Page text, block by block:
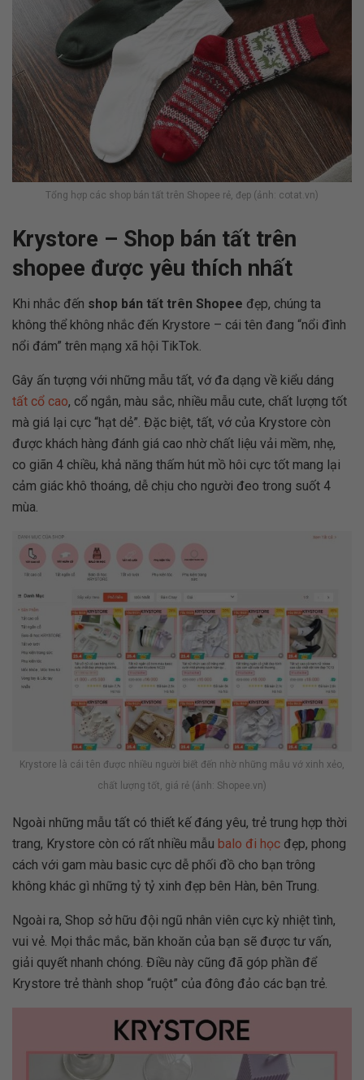
Tổng hợp các shop bán tất trên Shopee rẻ, đẹp (ảnh: cotat.vn)
Krystore – Shop bán tất trên
shopee được yêu thích nhất
Khi nhắc đến shop bán tất trên Shopee đẹp, chúng ta
không thể không nhắc đến Krystore – cái tên đang “nổi đình
nổi đám” trên mạng xã hội TikTok.
Gây ấn tượng với những mẫu tất, vớ đa dạng về kiểu dáng
tất cổ cao, cổ ngắn, màu sắc, nhiều mẫu cute, chất lượng tốt
mà giá lại cực “hạt dẻ”. Đặc biệt, tất, vớ của Krystore còn
được khách hàng đánh giá cao nhờ chất liệu vải mềm, nhẹ,
co giãn 4 chiều, khả năng thấm hút mồ hôi cực tốt mang lại
cảm giác khô thoáng, dễ chịu cho người đeo trong suốt 4
mùa.
Krystore là cái tên được nhiều người biết đến nhờ những mẫu vớ xinh xẻo,
chất lượng tốt, giá rẻ (ảnh: Shopee.vn)
Ngoài những mẫu tất có thiết kế đáng yêu, trẻ trung hợp thời
trang, Krystore còn có rất nhiều mẫu balo đi học đẹp, phong
cách với gam màu basic cực dễ phối đồ cho bạn trông
không khác gì những tỷ tỷ xinh đẹp bên Hàn, bên Trung.
Ngoài ra, Shop sở hữu đội ngũ nhân viên cực kỳ nhiệt tình,
vui vẻ. Mọi thắc mắc, băn khoăn của bạn sẽ được tư vấn,
giải quyết nhanh chóng. Điều này cũng đã góp phần để
Krystore trẻ thành shop “ruột” của đông đảo các bạn trẻ.